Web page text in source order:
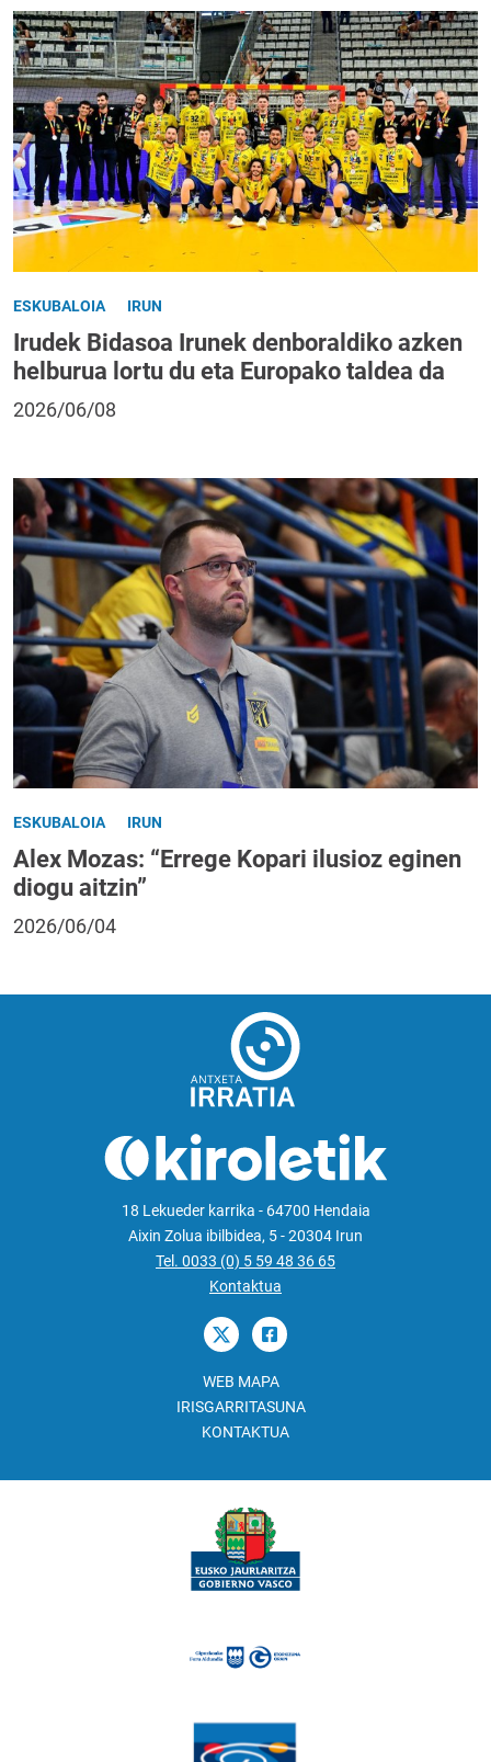
ESKUBALOIA IRUN
Irudek Bidasoa Irunek denboraldiko azken
helburua lortu du eta Europako taldea da
2026/06/08
ESKUBALOIA IRUN
Alex Mozas: “Errege Kopari ilusioz eginen
diogu aitzin”
2026/06/04
18 Lekueder karrika - 64700 Hendaia
Aixin Zolua ibilbidea, 5 - 20304 Irun
Tel. 0033 (0) 5 59 48 36 65
Kontaktua
WEB MAPA
IRISGARRITASUNA
KONTAKTUA